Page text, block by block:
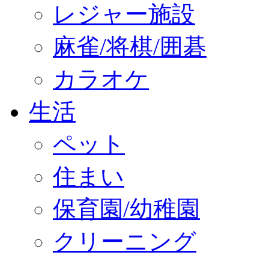
レジャー施設
麻雀/将棋/囲碁
カラオケ
生活
ペット
住まい
保育園/幼稚園
クリーニング